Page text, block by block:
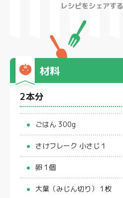
レシピをシェアする
材料
2本分
ごはん 300g
さけフレーク 小さじ１
卵 1個
大葉（みじん切り） 1枚